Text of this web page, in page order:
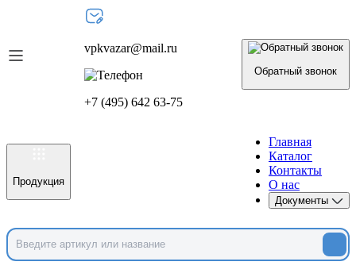
vpkvazar@mail.ru
+7 (495) 642 63-75
Обратный звонок
Продукция
Главная
Каталог
Контакты
О нас
Документы